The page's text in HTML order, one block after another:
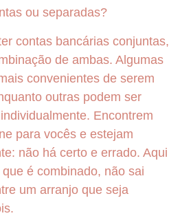
ou separadas?
contas bancárias conjuntas,
de ambas. Algumas
convenientes de serem
outras podem ser
Encontrem
para vocês e estejam
não há certo e errado. Aqui
é combinado, não sai
um arranjo que seja